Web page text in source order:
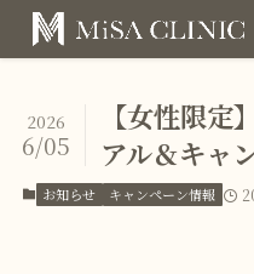
【女性限
アル＆キャ
2026
6/05
お知らせ キャンペーン情報